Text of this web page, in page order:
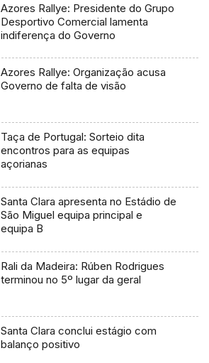
Azores Rallye: Presidente do Grupo
Desportivo Comercial lamenta
indiferença do Governo
Azores Rallye: Organização acusa
Governo de falta de visão
Taça de Portugal: Sorteio dita
encontros para as equipas
açorianas
Santa Clara apresenta no Estádio de
São Miguel equipa principal e
equipa B
Rali da Madeira: Rúben Rodrigues
terminou no 5º lugar da geral
Santa Clara conclui estágio com
balanço positivo